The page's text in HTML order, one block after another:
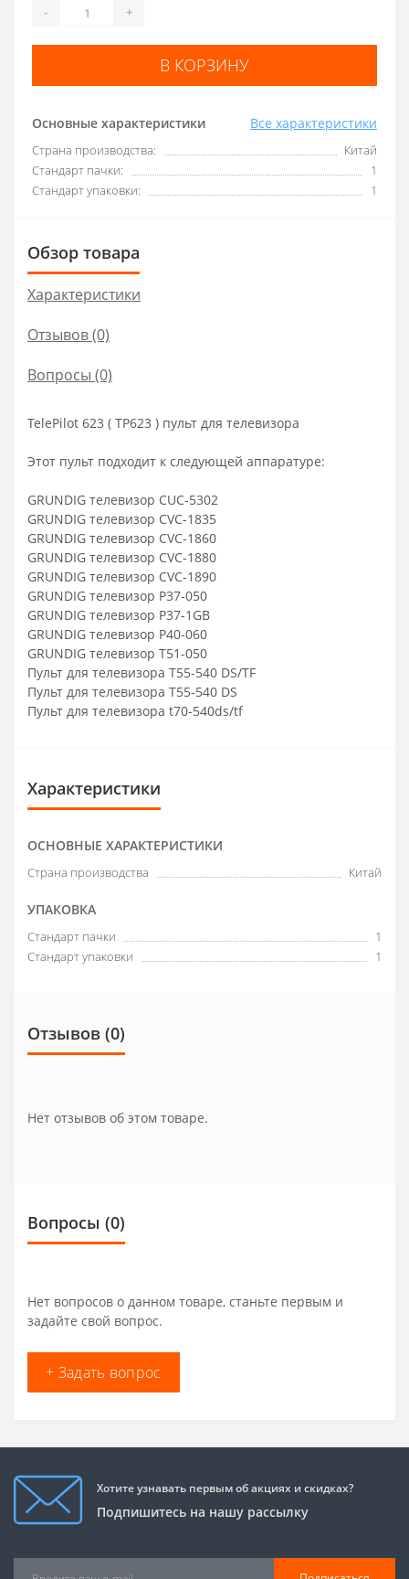
Основные характеристики Все характеристики
Страна производства:
Китай
Стандарт пачки:
1
Стандарт упаковки:
1
- +
В КОРЗИНУ
Обзор товара
Характеристики
Отзывов (0)
Вопросы (0)
TelePilot 623 ( TP623 ) пульт для телевизора
Этот пульт подходит к следующей аппаратуре:
GRUNDIG телевизор CUC-5302
GRUNDIG телевизор CVC-1835
GRUNDIG телевизор CVC-1860
GRUNDIG телевизор CVC-1880
GRUNDIG телевизор CVC-1890
GRUNDIG телевизор P37-050
GRUNDIG телевизор P37-1GB
GRUNDIG телевизор P40-060
GRUNDIG телевизор T51-050
Пульт для телевизора T55-540 DS/TF
Пульт для телевизора T55-540 DS
Пульт для телевизора t70-540ds/tf
Характеристики
ОСНОВНЫЕ ХАРАКТЕРИСТИКИ
Страна производства Китай
УПАКОВКА
Стандарт пачки
1
Стандарт упаковки
1
Отзывов (0)
Нет отзывов об этом товаре.
Вопросы (0)
Нет вопросов о данном товаре, станьте первым и
задайте свой вопрос.
+ Задать вопрос
Хотите узнавать первым об акциях и скидках?
Подпишитесь на нашу рассылку